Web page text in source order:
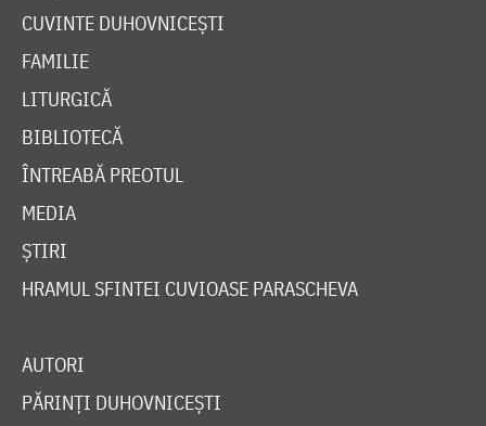
CUVINTE DUHOVNICEȘTI
FAMILIE
LITURGICĂ
BIBLIOTECĂ
ÎNTREABĂ PREOTUL
MEDIA
ȘTIRI
HRAMUL SFINTEI CUVIOASE PARASCHEVA
AUTORI
PĂRINȚI DUHOVNICEȘTI